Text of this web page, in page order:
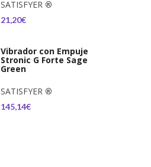
SATISFYER®
21,20€
Vibrador con Empuje
Stronic G Forte Sage
Green
SATISFYER®
145,14€